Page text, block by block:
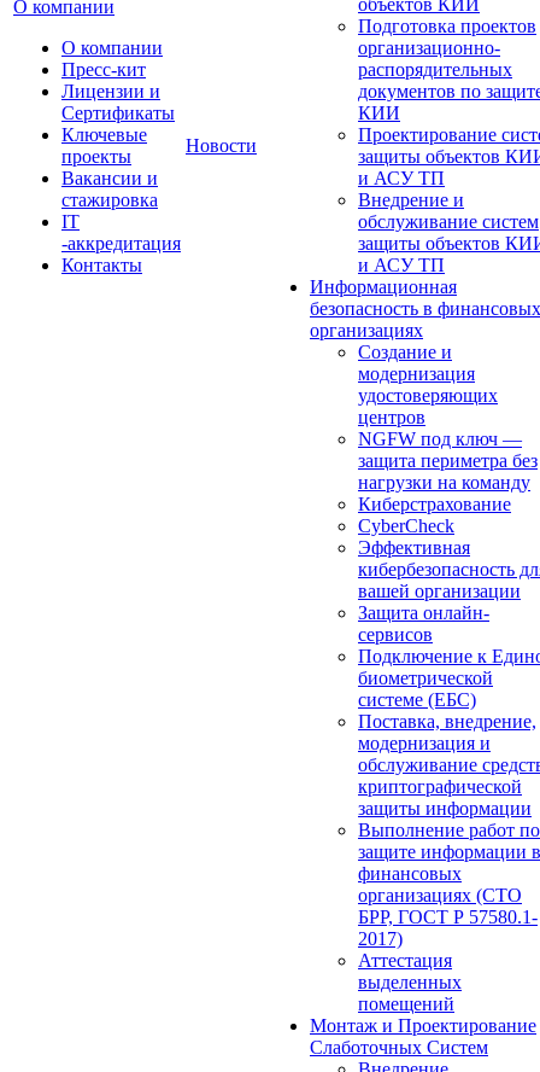
О компании
О компании
Пресс-кит
Лицензии и
Сертификаты
Ключевые
проекты
Вакансии и
стажировка
IT
-аккредитация
Контакты
Новости
объектов КИИ
Подготовка проектов
организационно-
распорядительных
документов по
КИИ
Проектирование
защиты объектов
и АСУ ТП
Внедрение и
обслуживание систем
защиты объектов
и АСУ ТП
Информационная
безопасность в финансовых
организациях
Создание и
модернизация
удостоверяющих
центров
NGFW под ключ —
защита периметра без
нагрузки на команду
Киберстрахование
CyberCheck
Эффективная
кибербезопасность
вашей организации
Защита онлайн-
сервисов
Подключение к
биометрической
системе (ЕБС)
Поставка, внедрение,
модернизация и
обслуживание
криптографической
защиты информации
Выполнение работ по
защите информации в
финансовых
организациях (СТО
БРР, ГОСТ Р 57580.1-
2017)
Аттестация
выделенных
помещений
Монтаж и Проектирование
Слаботочных Систем